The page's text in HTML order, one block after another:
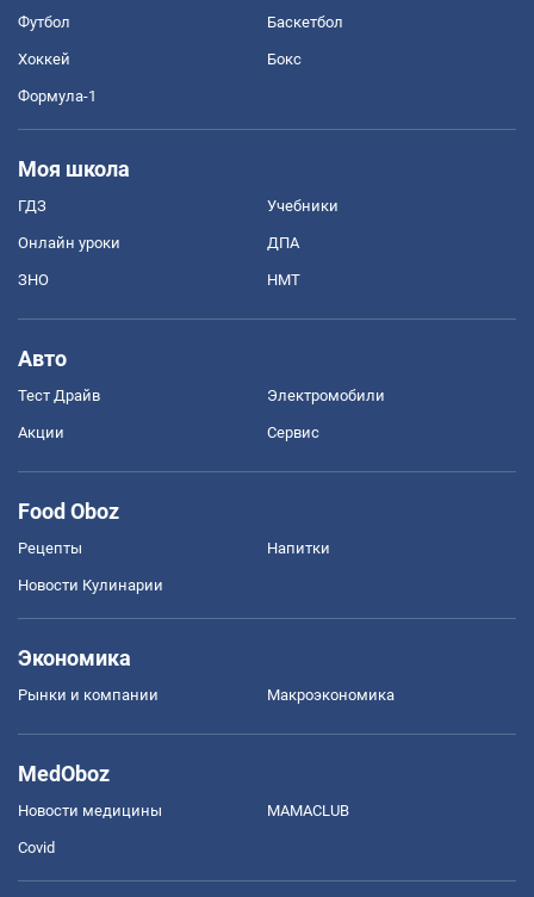
Футбол Баскетбол
Хоккей Бокс
Формула-1
Моя школа
ГДЗ Учебники
Онлайн уроки ДПА
ЗНО НМТ
Авто
Тест Драйв Электромобили
Акции Сервис
Food Oboz
Рецепты Напитки
Новости Кулинарии
Экономика
Рынки и компании Mакроэкономика
MedOboz
Новости медицины MAMACLUB
Covid